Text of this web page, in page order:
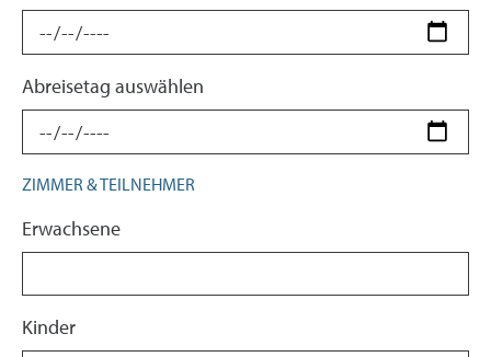
Abreisetag auswählen
ZIMMER & TEILNEHMER
Erwachsene
Kinder